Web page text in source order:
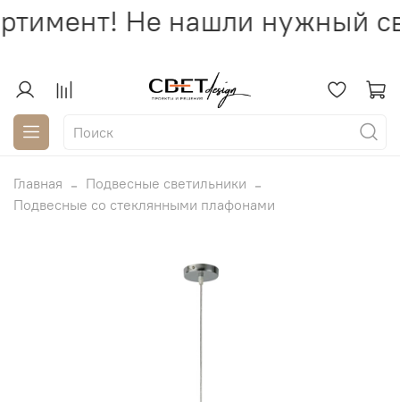
Не нашли нужный
Главная
Подвесные светильники
Подвесные со стеклянными плафонами